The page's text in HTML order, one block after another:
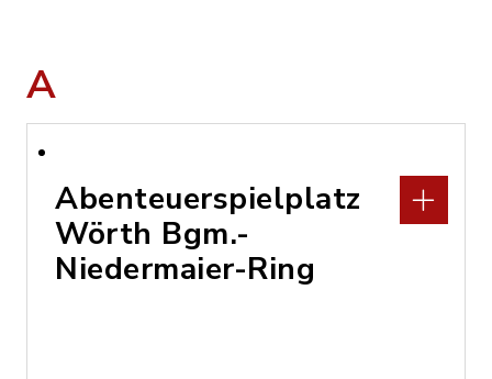
A
Abenteuerspielplatz
Wörth Bgm.-
Niedermaier-Ring